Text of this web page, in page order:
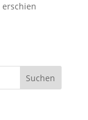
erschien